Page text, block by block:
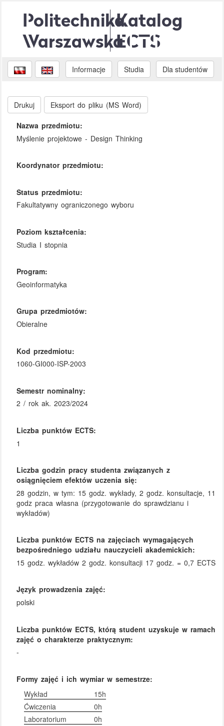
Politechnika
Warszawska
Katalog
ECTS
Informacje Studia Dla studentów
Drukuj Eksport do pliku (MS Word)
Nazwa przedmiotu:
Myślenie projektowe - Design Thinking
Koordynator przedmiotu:
Status przedmiotu:
Fakultatywny ograniczonego wyboru
Poziom kształcenia:
Studia I stopnia
Program:
Geoinformatyka
Grupa przedmiotów:
Obieralne
Kod przedmiotu:
1060-GI000-ISP-2003
Semestr nominalny:
2 / rok ak. 2023/2024
Liczba punktów ECTS:
1
Liczba godzin pracy studenta związanych z
osiągnięciem efektów uczenia się:
28 godzin, w tym: 15 godz. wykłady, 2 godz. konsultacje, 11
godz praca własna (przygotowanie do sprawdzianu i
wykładów)
Liczba punktów ECTS na zajęciach wymagających
bezpośredniego udziału nauczycieli akademickich:
15 godz. wykładów 2 godz. konsultacji 17 godz. = 0,7 ECTS
Język prowadzenia zajęć:
polski
Liczba punktów ECTS, którą student uzyskuje w ramach
zajęć o charakterze praktycznym:
-
Formy zajęć i ich wymiar w semestrze:
Wykład
15h
Ćwiczenia
0h
Laboratorium
0h